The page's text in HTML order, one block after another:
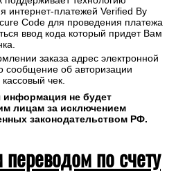
интернет-платежей Verified By
Code для проведения платежа
ввод кода который придет Вам
заказа адрес электронной
сообщение об авторизации
чек.
информация не будет
лицам за исключением
законодательством РФ.
по счету